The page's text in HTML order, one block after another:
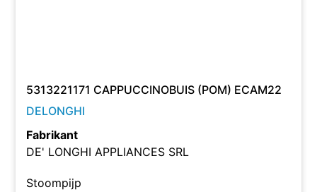
5313221171 CAPPUCCINOBUIS (POM) ECAM22
DELONGHI
Fabrikant
DE' LONGHI APPLIANCES SRL
Stoompijp